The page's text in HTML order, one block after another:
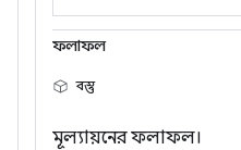
ফলাফল
বস্তু
মূল্যায়নের ফলাফল।